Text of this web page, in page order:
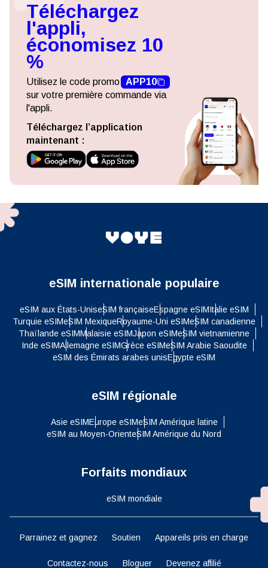
Téléchargez
l'appli,
économisez 10
%
Utilisez le code promo APP10
sur votre première commande via
l'appli.
Téléchargez l’application
maintenant :
eSIM internationale populaire
eSIM aux États-UniseSIM françaiseEspagne eSIMItalie eSIM
Turquie eSIMeSIM MexiqueRoyaume-Uni eSIMeSIM canadienne
Thaïlande eSIMMalaisie eSIMJapon eSIMeSIM vietnamienne
Inde eSIMAllemagne eSIMGrèce eSIMeSIM Arabie Saoudite
eSIM des Émirats arabes unisEgypte eSIM
eSIM régionale
Asie eSIMEurope eSIMeSIM Amérique latine
eSIM au Moyen-OrienteSIM Amérique du Nord
Forfaits mondiaux
eSIM mondiale
Parrainez et gagnez Soutien Appareils pris en charge
Contactez-nous Bloguer Devenez affilié